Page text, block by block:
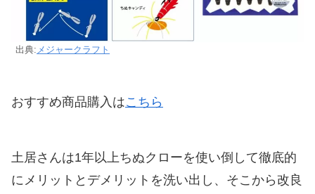
出典: メジャークラフト
おすすめ商品購入はこちら
土居さんは1年以上ちぬクローを使い倒して徹底的
にメリットとデメリットを洗い出し、そこから改良